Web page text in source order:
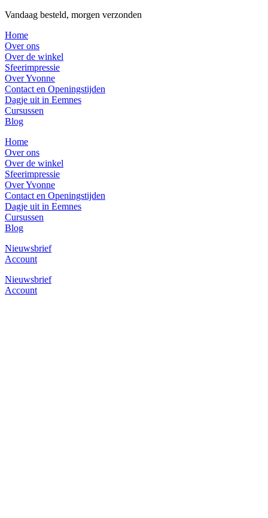
Vandaag besteld, morgen verzonden
Home
Over ons
Over de winkel
Sfeerimpressie
Over Yvonne
Contact en Openingstijden
Dagje uit in Eemnes
Cursussen
Blog
Home
Over ons
Over de winkel
Sfeerimpressie
Over Yvonne
Contact en Openingstijden
Dagje uit in Eemnes
Cursussen
Blog
Nieuwsbrief
Account
Nieuwsbrief
Account